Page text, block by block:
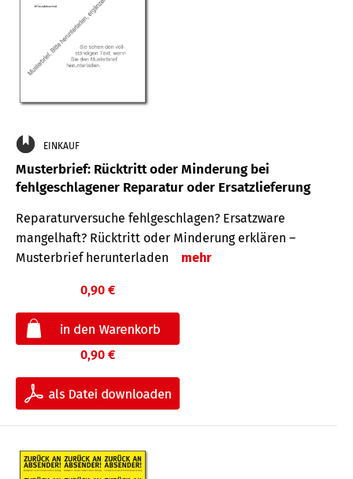
EINKAUF
Musterbrief: Rücktritt oder Minderung bei
fehlgeschlagener Reparatur oder Ersatzlieferung
Reparaturversuche fehlgeschlagen? Ersatzware
mangelhaft? Rücktritt oder Minderung erklären –
Musterbrief herunterladen
mehr
0,90 €
0,90 €